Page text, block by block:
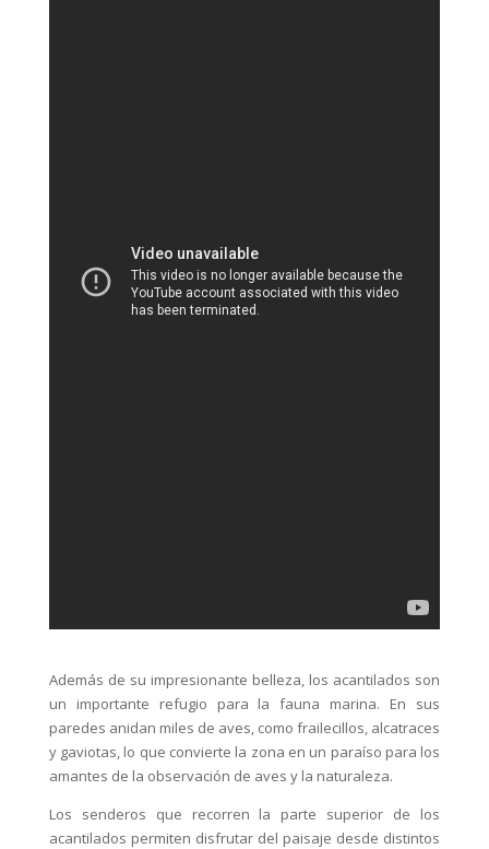
Además de su impresionante belleza, los acantilados son
un importante refugio para la fauna marina. En sus
paredes anidan miles de aves, como frailecillos, alcatraces
y gaviotas, lo que convierte la zona en un paraíso para los
amantes de la observación de aves y la naturaleza.
Los senderos que recorren la parte superior de los
acantilados permiten disfrutar del paisaje desde distintos